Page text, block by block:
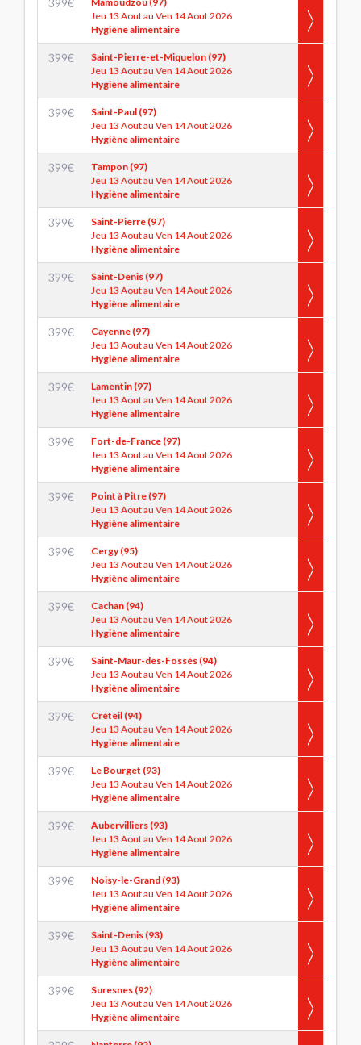
399€
Jeu 13 Aout au Ven 14 Aout 2026
Hygiène alimentaire
399€
Saint-Pierre-et-Miquelon (97)
Jeu 13 Aout au Ven 14 Aout 2026
Hygiène alimentaire
399€
Saint-Paul (97)
Jeu 13 Aout au Ven 14 Aout 2026
Hygiène alimentaire
399€
Tampon (97)
Jeu 13 Aout au Ven 14 Aout 2026
Hygiène alimentaire
399€
Saint-Pierre (97)
Jeu 13 Aout au Ven 14 Aout 2026
Hygiène alimentaire
399€
Saint-Denis (97)
Jeu 13 Aout au Ven 14 Aout 2026
Hygiène alimentaire
399€
Cayenne (97)
Jeu 13 Aout au Ven 14 Aout 2026
Hygiène alimentaire
399€
Lamentin (97)
Jeu 13 Aout au Ven 14 Aout 2026
Hygiène alimentaire
399€
Fort-de-France (97)
Jeu 13 Aout au Ven 14 Aout 2026
Hygiène alimentaire
399€
Point à Pitre (97)
Jeu 13 Aout au Ven 14 Aout 2026
Hygiène alimentaire
399€
Cergy (95)
Jeu 13 Aout au Ven 14 Aout 2026
Hygiène alimentaire
399€
Cachan (94)
Jeu 13 Aout au Ven 14 Aout 2026
Hygiène alimentaire
399€
Saint-Maur-des-Fossés (94)
Jeu 13 Aout au Ven 14 Aout 2026
Hygiène alimentaire
399€
Créteil (94)
Jeu 13 Aout au Ven 14 Aout 2026
Hygiène alimentaire
399€
Le Bourget (93)
Jeu 13 Aout au Ven 14 Aout 2026
Hygiène alimentaire
399€
Aubervilliers (93)
Jeu 13 Aout au Ven 14 Aout 2026
Hygiène alimentaire
399€
Noisy-le-Grand (93)
Jeu 13 Aout au Ven 14 Aout 2026
Hygiène alimentaire
399€
Saint-Denis (93)
Jeu 13 Aout au Ven 14 Aout 2026
Hygiène alimentaire
399€
Suresnes (92)
Jeu 13 Aout au Ven 14 Aout 2026
Hygiène alimentaire